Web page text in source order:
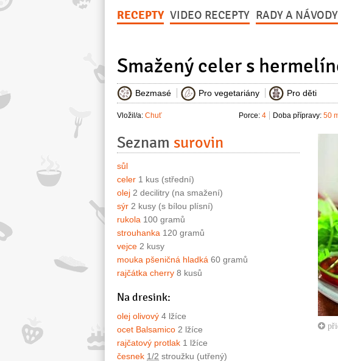
RECEPTY VIDEO RECEPTY RADY A NÁVODY
Smažený celer s
Bezmasé Pro vegetariány Pro děti
Vložil/a: Chuť Doba přípravy: 50
Porce: 4
Seznam surovin
sůl
celer 1 kus (střední)
olej 2 decilitry (na smažení)
sýr 2 kusy (s bílou plísní)
rukola 100 gramů
strouhanka 120 gramů
vejce 2 kusy
mouka pšeničná hladká 60 gramů
rajčátka cherry 8 kusů
Na dresink:
olej olivový 4 lžíce
ocet Balsamico 2 lžíce
rajčatový protlak 1 lžíce
česnek 1/2 stroužku (utřený)